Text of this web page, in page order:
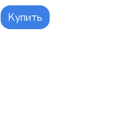
Купить